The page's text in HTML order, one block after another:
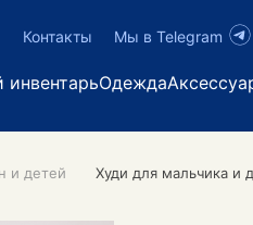
Контакты Мы в Telegram
Одежда
и детей Худи для мальчика и